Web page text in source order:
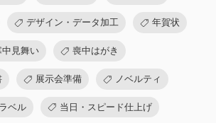
デザイン・データ加工 年賀状
見舞い 喪中はがき
展示会準備 ノベルティ
ラベル 当日・スピード仕上げ